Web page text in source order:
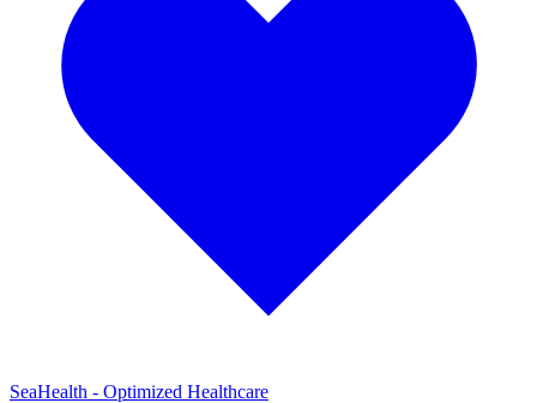
SeaHealth - Optimized Healthcare